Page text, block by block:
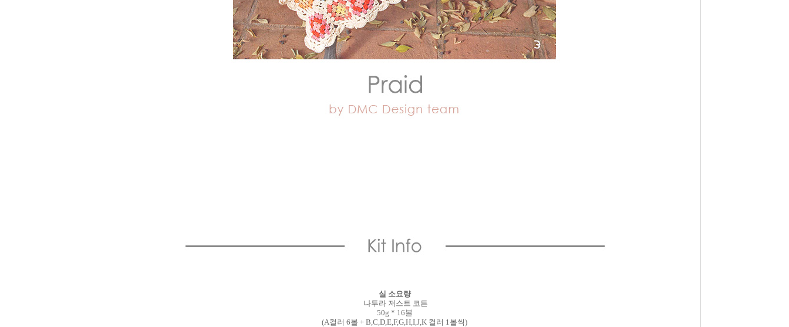
실 소요량
나투라 저스트 코튼
50g * 16볼
(A컬러 6볼 + B,C,D,E,F,G,H,I,J,K 컬러 1볼씩)